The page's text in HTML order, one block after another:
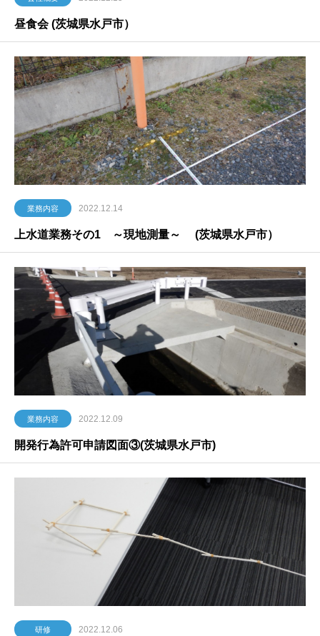
昼食会 (茨城県水戸市）
業務内容 2022.12.14
上水道業務その1 ～現地測量～ (茨城県水戸市）
業務内容 2022.12.09
開発行為許可申請図面③(茨城県水戸市)
研修 2022.12.06